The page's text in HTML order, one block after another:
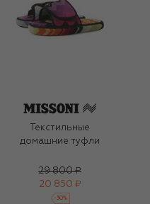
Текстильные
домашние туфли
29 800 ₽
20 850 ₽
-30%